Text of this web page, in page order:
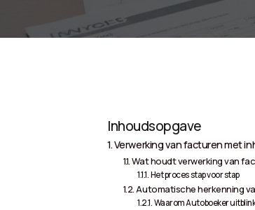
Inhoudsopgave
Verwerking van facturen met
Wat houdt verwerking van
Het proces stap voor stap
Automatische herkenning
Waarom Autoboeker